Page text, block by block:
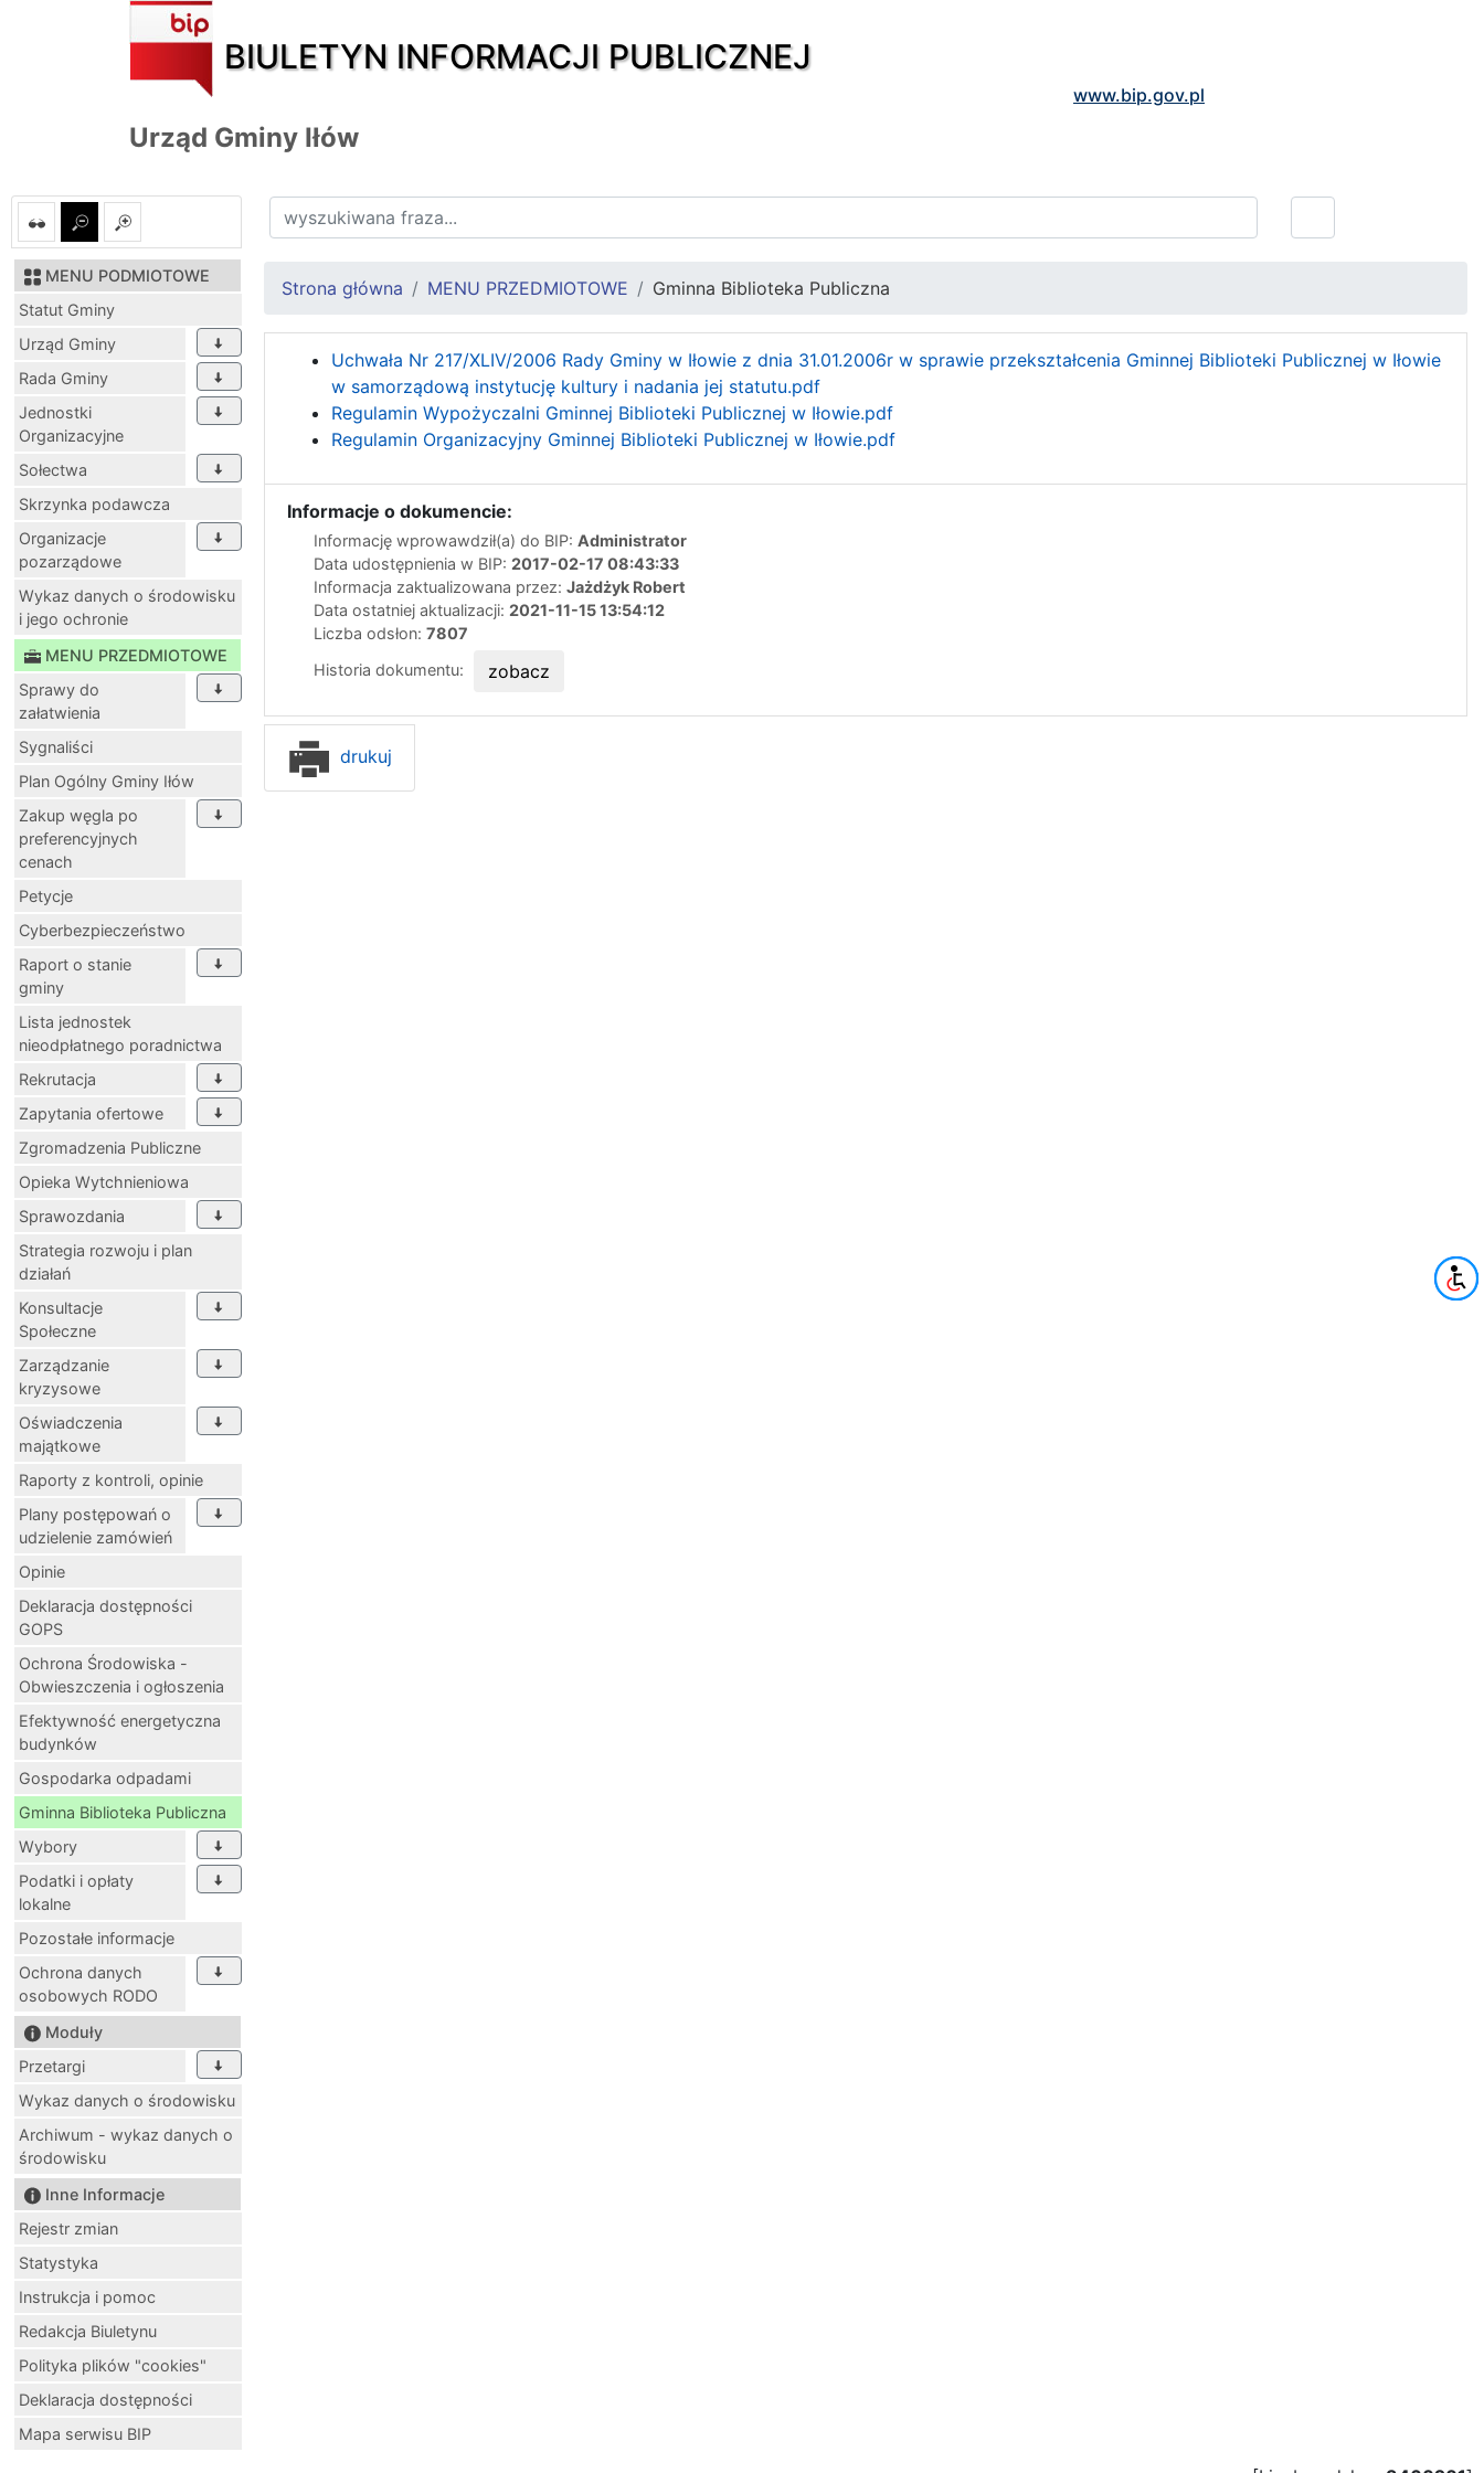
BIULETYN INFORMACJI PUBLICZNEJ
www.bip.gov.pl
Urząd Gminy Iłów
MENU PODMIOTOWE
Statut Gminy
Urząd Gminy
Rada Gminy
Jednostki
Organizacyjne
Sołectwa
Skrzynka podawcza
Organizacje
pozarządowe
Wykaz danych o środowisku
i jego ochronie
MENU PRZEDMIOTOWE
Sprawy do
załatwienia
Sygnaliści
Plan Ogólny Gminy Iłów
Zakup węgla po
preferencyjnych
cenach
Petycje
Cyberbezpieczeństwo
Raport o stanie
gminy
Lista jednostek
nieodpłatnego poradnictwa
Rekrutacja
Zapytania ofertowe
Zgromadzenia Publiczne
Opieka Wytchnieniowa
Sprawozdania
Strategia rozwoju i plan
działań
Konsultacje
Społeczne
Zarządzanie
kryzysowe
Oświadczenia
majątkowe
Raporty z kontroli, opinie
Plany postępowań o
udzielenie zamówień
Opinie
Deklaracja dostępności
GOPS
Ochrona Środowiska -
Obwieszczenia i ogłoszenia
Efektywność energetyczna
budynków
Gospodarka odpadami
Gminna Biblioteka Publiczna
Wybory
Podatki i opłaty
lokalne
Pozostałe informacje
Ochrona danych
osobowych RODO
Moduły
Przetargi
Wykaz danych o środowisku
Archiwum - wykaz danych o
środowisku
Inne Informacje
Rejestr zmian
Statystyka
Instrukcja i pomoc
Redakcja Biuletynu
Polityka plików "cookies"
Deklaracja dostępności
Mapa serwisu BIP
Strona główna MENU PRZEDMIOTOWE Gminna Biblioteka Publiczna
Uchwała Nr 217/XLIV/2006 Rady Gminy w Iłowie z dnia 31.01.2006r w sprawie przekształcenia Gminnej Biblioteki Publicznej w Iłowie
w samorządową instytucję kultury i nadania jej statutu.pdf
Regulamin Wypożyczalni Gminnej Biblioteki Publicznej w Iłowie.pdf
Regulamin Organizacyjny Gminnej Biblioteki Publicznej w Iłowie.pdf
Informacje o dokumencie:
Informację wprowawdził(a) do BIP: Administrator
Data udostępnienia w BIP: 2017-02-17 08:43:33
Informacja zaktualizowana przez: Jażdżyk Robert
Data ostatniej aktualizacji: 2021-11-15 13:54:12
Liczba odsłon: 7807
Historia dokumentu:
zobacz
drukuj